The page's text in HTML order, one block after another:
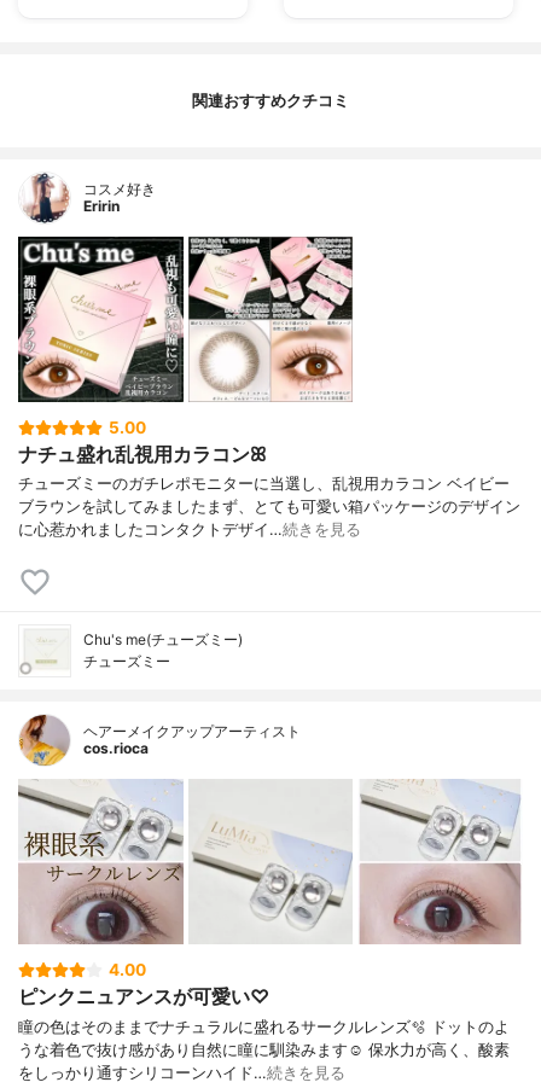
関連おすすめクチコミ
コスメ好き
Eririn
5.00
ナチュ盛れ乱視用カラコンꕤ
チューズミーのガチレポモニターに当選し、乱視用カラコン ベイビー
ブラウンを試してみましたまず、とても可愛い箱パッケージのデザイン
に心惹かれましたコンタクトデザイ…続きを見る
Chu's me(チューズミー)
チューズミー
ヘアーメイクアップアーティスト
cos.rioca
4.00
ピンクニュアンスが可愛い♡
瞳の色はそのままでナチュラルに盛れるサークルレンズ🫧 ドットのよ
うな着色で抜け感があり自然に瞳に馴染みます☺️ 保水力が高く、酸素
をしっかり通すシリコーンハイド…続きを見る